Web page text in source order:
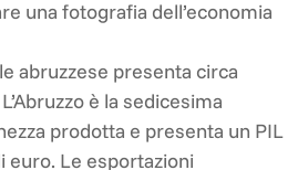
una fotografia dell’economia
abruzzese presenta circa
è la sedicesima
prodotta e presenta un PIL
euro. Le esportazioni